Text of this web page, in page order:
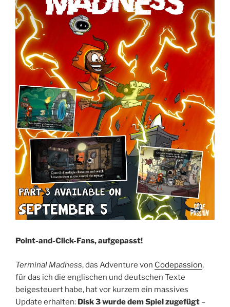
Point-and-Click-Fans, aufgepasst!
Terminal Madness, das Adventure von Codepassion,
für das ich die englischen und deutschen Texte
beigesteuert habe, hat vor kurzem ein massives
Update erhalten: Disk 3 wurde dem Spiel zugefügt –